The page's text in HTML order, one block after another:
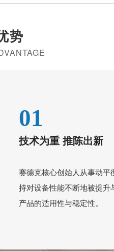
势
01
技术为重 推陈出新
赛德克核心创始人从事动平
持对设备性能不断地被提
产品的适用性与稳定性。